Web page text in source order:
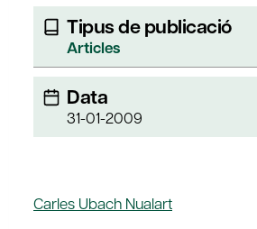
Tipus de publicació
Articles
Data
31-01-2009
Carles Ubach Nualart